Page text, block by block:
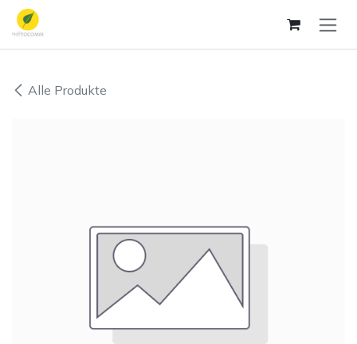
Zum Inhalt springen
Alle Produkte